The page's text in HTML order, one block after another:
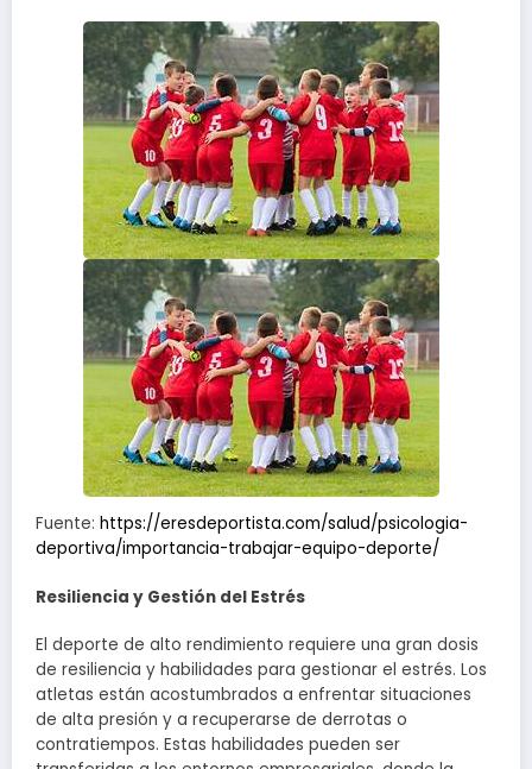
Fuente: https://eresdeportista.com/salud/psicologia-
deportiva/importancia-trabajar-equipo-deporte/
Resiliencia y Gestión del Estrés
El deporte de alto rendimiento requiere una gran dosis
de resiliencia y habilidades para gestionar el estrés. Los
atletas están acostumbrados a enfrentar situaciones
de alta presión y a recuperarse de derrotas o
contratiempos. Estas habilidades pueden ser